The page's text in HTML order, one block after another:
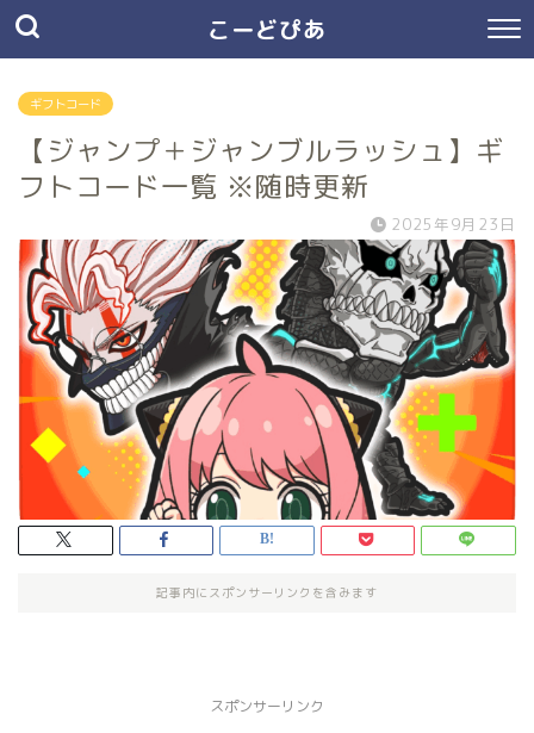
こーどぴあ
ギフトコード
【ジャンプ＋ジャンブルラッシュ】ギ
フトコード一覧 ※随時更新
2025年9月23日
記事内にスポンサーリンクを含みます
スポンサーリンク